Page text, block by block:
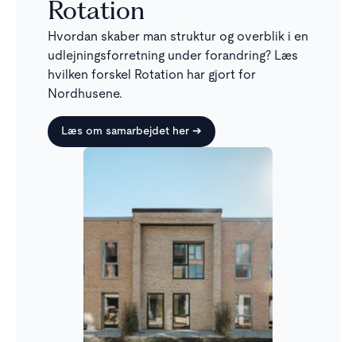
Rotation
Hvordan skaber man struktur og overblik i en
udlejningsforretning under forandring? Læs
hvilken forskel Rotation har gjort for
Nordhusene.
Læs om samarbejdet her ➔